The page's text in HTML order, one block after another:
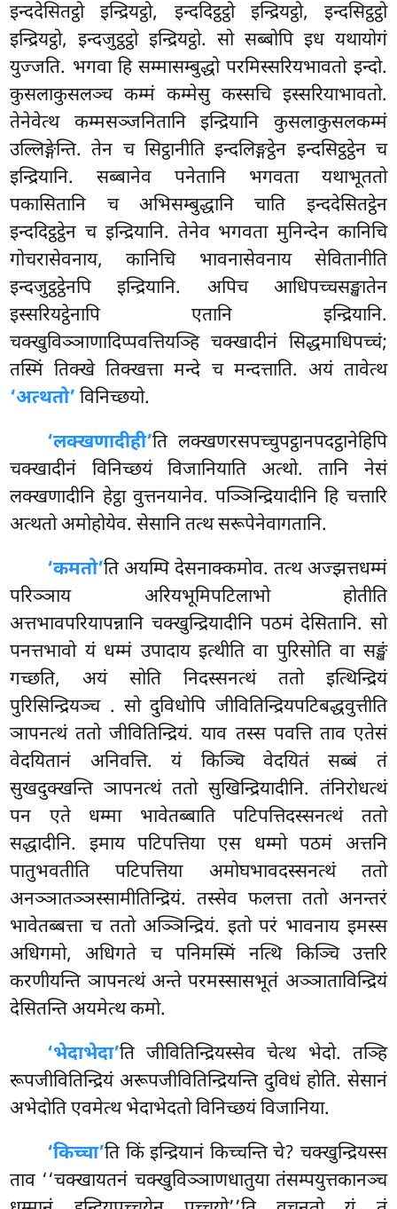
इन्ददेसितट्ठो इन्द्रियट्ठो, इन्ददिट्ठट्ठो इन्द्रियट्ठो, इन्दसिट्ठट्ठो
इन्द्रियट्ठो, इन्दजुट्ठट्ठो इन्द्रियट्ठो. सो सब्बोपि इध यथायोगं
युज्जति. भगवा हि सम्मासम्बुद्धो परमिस्सरियभावतो इन्दो.
कुसलाकुसलञ्च कम्मं कम्मेसु कस्सचि इस्सरियाभावतो.
तेनेवेत्थ कम्मसञ्जनितानि इन्द्रियानि कुसलाकुसलकम्मं
उल्लिङ्गेन्ति. तेन च सिट्ठानीति इन्दलिङ्गट्ठेन इन्दसिट्ठट्ठेन च
इन्द्रियानि. सब्बानेव पनेतानि भगवता यथाभूततो
पकासितानि च अभिसम्बुद्धानि चाति इन्ददेसितट्ठेन
इन्ददिट्ठट्ठेन च इन्द्रियानि. तेनेव भगवता मुनिन्देन कानिचि
गोचरासेवनाय, कानिचि भावनासेवनाय सेवितानीति
इन्दजुट्ठट्ठेनपि इन्द्रियानि. अपिच आधिपच्चसङ्खातेन
इस्सरियट्ठेनापि एतानि इन्द्रियानि.
चक्खुविञ्ञाणादिप्पवत्तियञ्हि चक्खादीनं सिद्धमाधिपच्चं;
तस्मिं तिक्खे तिक्खत्ता मन्दे च मन्दत्ताति. अयं तावेत्थ
‘अत्थतो’ विनिच्छयो.
‘लक्खणादीही’ति लक्खणरसपच्चुपट्ठानपदट्ठानेहिपि
चक्खादीनं विनिच्छयं विजानियाति अत्थो. तानि नेसं
लक्खणादीनि हेट्ठा वुत्तनयानेव. पञ्ञिन्द्रियादीनि हि चत्तारि
अत्थतो अमोहोयेव. सेसानि तत्थ सरूपेनेवागतानि.
‘कमतो’ति अयम्पि देसनाक्कमोव. तत्थ अज्झत्तधम्मं
परिञ्ञाय अरियभूमिपटिलाभो होतीति
अत्तभावपरियापन्नानि चक्खुन्द्रियादीनि पठमं देसितानि. सो
पनत्तभावो यं धम्मं उपादाय इत्थीति वा पुरिसोतिवा सङ्खं
गच्छति, अयं सोति निदस्सनत्थं ततो इत्थिन्द्रियं
पुरिसिन्द्रियञ्च . सो दुविधोपि जीवितिन्द्रियपटिबद्धवुत्तीति
ञापनत्थं ततो जीवितिन्द्रियं. याव तस्स पवत्ति ताव एतेसं
वेदयितानं अनिवत्ति. यं किञ्चि वेदयितं सब्बं तं
सुखदुक्खन्ति ञापनत्थं ततो सुखिन्द्रियादीनि. तंनिरोधत्थं
पन एते धम्मा भावेतब्बाति पटिपत्तिदस्सनत्थं ततो
सद्धादीनि. इमाय पटिपत्तिया एस धम्मो पठमं अत्तनि
पातुभवतीति पटिपत्तिया अमोघभावदस्सनत्थं ततो
अनञ्ञातञ्ञस्सामीतिन्द्रियं. तस्सेव फलत्ता ततो अनन्तरं
भावेतब्बत्ता च ततो अञ्ञिन्द्रियं. इतो परं भावनाय इमस्स
अधिगमो, अधिगते च पनिमस्मिं नत्थि किञ्चि उत्तरि
करणीयन्ति ञापनत्थं अन्ते परमस्सासभूतं अञ्ञाताविन्द्रियं
देसितन्ति अयमेत्थ कमो.
‘भेदाभेदा’ति जीवितिन्द्रियस्सेव चेत्थ भेदो. तञ्हि
रूपजीवितिन्द्रियं अरूपजीवितिन्द्रियन्ति दुविधं होति. सेसानं
अभेदोति एवमेत्थ भेदाभेदतो विनिच्छयं विजानिया.
‘किच्चा’ति किं इन्द्रियानं किच्चन्ति चे? चक्खुन्द्रियस्स
ताव ‘‘चक्खायतनं चक्खुविञ्ञाणधातुया तंसम्पयुत्तकानञ्च